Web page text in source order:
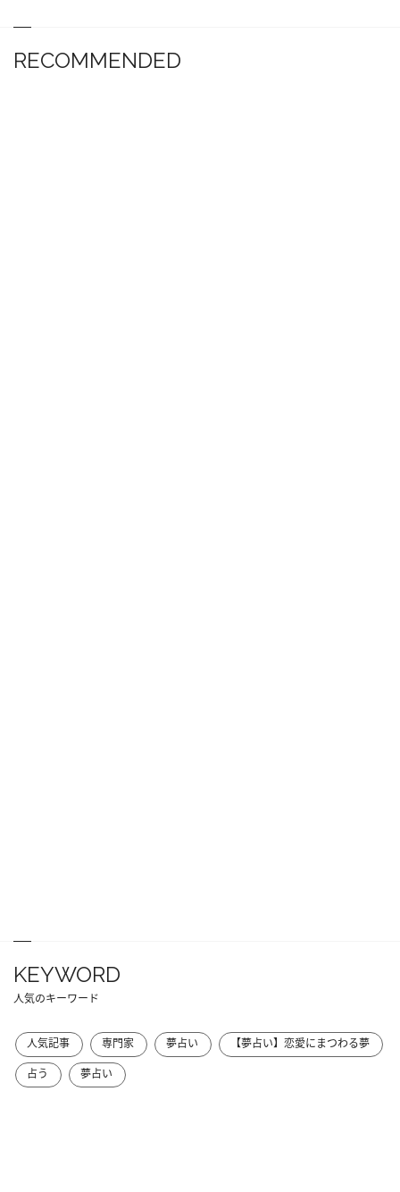
RECOMMENDED
KEYWORD
人気のキーワード
人気記事 専門家 夢占い
【夢占い】恋愛にまつわる夢
占う
夢占い